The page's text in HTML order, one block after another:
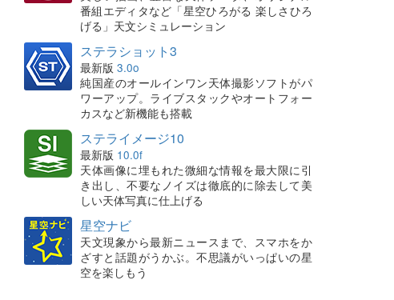
番組エディタなど「星空ひろがる 楽しさひろ
げる」天文シミュレーション
ステラショット3
最新版 3.0o
純国産のオールインワン天体撮影ソフトがパ
ワーアップ。ライブスタックやオートフォー
カスなど新機能も搭載
ステライメージ10
最新版 10.0f
天体画像に埋もれた微細な情報を最大限に引
き出し、不要なノイズは徹底的に除去して美
しい天体写真に仕上げる
星空ナビ
天文現象から最新ニュースまで、スマホをか
ざすと話題がうかぶ。不思議がいっぱいの星
空を楽しもう